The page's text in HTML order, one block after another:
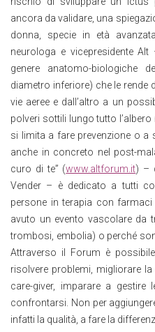
ancora da validare, una
donna, specie in età
neurologa e vicepresidente Alt
genere anatomo-biologiche
diametro inferiore) che le rende
vie aeree e dall’altro a un
polveri sottili lungo tutto
si limita a fare prevenzione o a
anche in concreto nel post-
curo di te” (www.altforum.it) –
Vender – è dedicato a tutti
persone in terapia con
avuto un evento vascolare da
trombosi, embolia) o perché
Attraverso il Forum è
risolvere problemi, migliorare
care-giver, imparare a gestire
confrontarsi. Non per
infatti la qualità, a fare la